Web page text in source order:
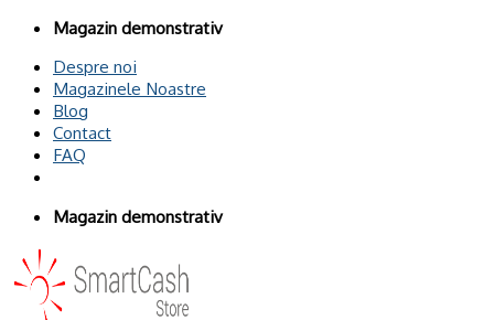
OmitețiMagazin demonstrativ
Despre noi
Magazinele Noastre
Blog
Contact
FAQ
Magazin demonstrativ